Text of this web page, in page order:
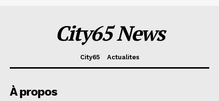
City65 News
City65 Actualites
À propos